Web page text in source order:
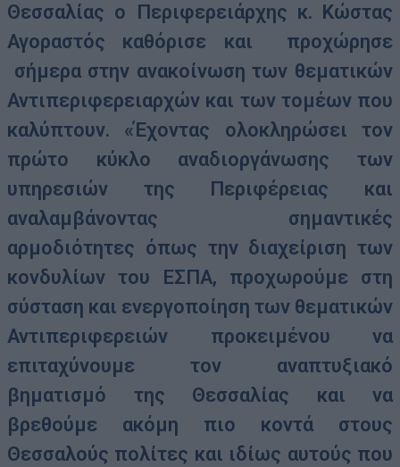
Θεσσαλίας ο Περιφερειάρχης κ. Κώστας
Αγοραστός καθόρισε και προχώρησε
σήμερα στην ανακοίνωση των θεματικών
Αντιπεριφερειαρχών και των τομέων που
καλύπτουν. «Έχοντας ολοκληρώσει τον
πρώτο κύκλο αναδιοργάνωσης των
υπηρεσιών της Περιφέρειας και
αναλαμβάνοντας σημαντικές
αρμοδιότητες όπως την διαχείριση των
κονδυλίων του ΕΣΠΑ, προχωρούμε στη
σύσταση και ενεργοποίηση των θεματικών
Αντιπεριφερειών προκειμένου να
επιταχύνουμε τον αναπτυξιακό
βηματισμό της Θεσσαλίας και να
βρεθούμε ακόμη πιο κοντά στους
Θεσσαλούς πολίτες και ιδίως αυτούς που